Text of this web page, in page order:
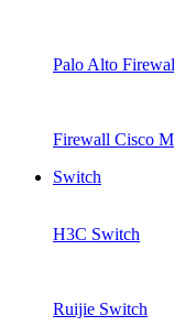
Palo Alto
Firewall Cisco
Switch
H3C Switch
Ruijie Switch